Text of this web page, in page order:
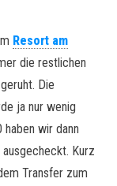
Resort am
die restlichen
Die
ja nur wenig
wir dann
Kurz
Transfer zum